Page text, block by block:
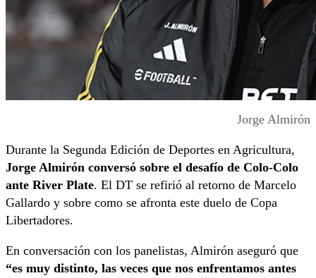
Jorge Almirón
Durante la Segunda Edición de Deportes en Agricultura,
Jorge Almirón conversó sobre el desafío de Colo-Colo
ante River Plate. El DT se refirió al retorno de Marcelo
Gallardo y sobre como se afronta este duelo de Copa
Libertadores.
En conversación con los panelistas, Almirón aseguró que
“es muy distinto, las veces que nos enfrentamos antes